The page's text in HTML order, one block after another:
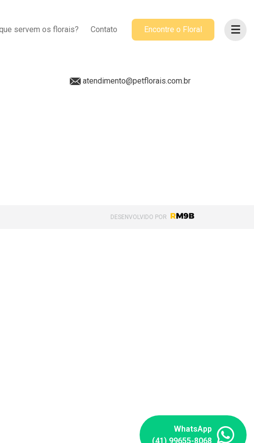
servem os florais? Contato Encontre o Floral
ACOMPANHE-NOS
@petflorais
atendimento@petflorais.com.br
DESENVOLVIDO POR
WhatsApp
(41) 99655-8068